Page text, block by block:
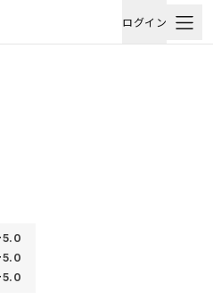
ログイン
5.0
5.0
5.0